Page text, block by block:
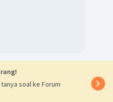
soal ke Forum